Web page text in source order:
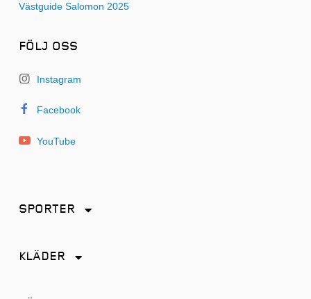
Västguide Salomon 2025
FÖLJ OSS
Instagram
Facebook
YouTube
SPORTER
KLÄDER